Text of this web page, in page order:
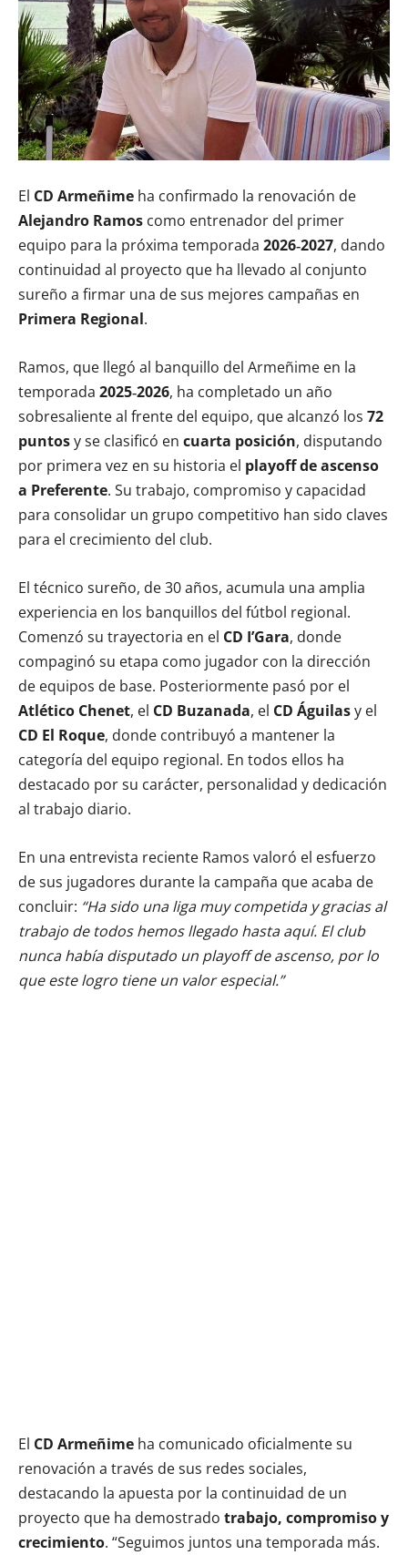
El CD Armeñime ha confirmado la renovación de
Alejandro Ramos como entrenador del primer
equipo para la próxima temporada 2026‑2027, dando
continuidad al proyecto que ha llevado al conjunto
sureño a firmar una de sus mejores campañas en
Primera Regional.
Ramos, que llegó al banquillo del Armeñime en la
temporada 2025‑2026, ha completado un año
sobresaliente al frente del equipo, que alcanzó los 72
puntosy se clasificó en cuarta posición, disputando
por primera vez en su historia el playoff de ascenso
a Preferente. Su trabajo, compromiso y capacidad
para consolidar un grupo competitivo han sido claves
para el crecimiento del club.
El técnico sureño, de 30 años, acumula una amplia
experiencia en los banquillos del fútbol regional.
Comenzó su trayectoria en el CD I’Gara, donde
compaginó su etapa como jugador con la dirección
de equipos de base. Posteriormente pasó por el
Atlético Chenet, el CD Buzanada, el CD Águilasy el
CD El Roque, donde contribuyó a mantener la
categoría del equipo regional. En todos ellos ha
destacado por su carácter, personalidad y dedicación
al trabajo diario.
En una entrevista reciente Ramos valoró el esfuerzo
de sus jugadores durante la campaña que acaba de
concluir: “Ha sido una liga muy competida y gracias al
trabajo de todos hemos llegado hasta aquí. El club
nunca había disputado un playoff de ascenso, por lo
que este logro tiene un valor especial.”
El CD Armeñime ha comunicado oficialmente su
renovación a través de sus redes sociales,
destacando la apuesta por la continuidad de un
proyecto que ha demostrado trabajo, compromiso y
crecimiento. “Seguimos juntos una temporada más.